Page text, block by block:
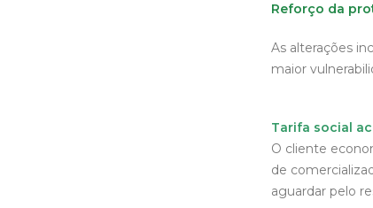
Reforço da
As alterações
maior
Tarifa social
O cliente
de
aguardar pelo